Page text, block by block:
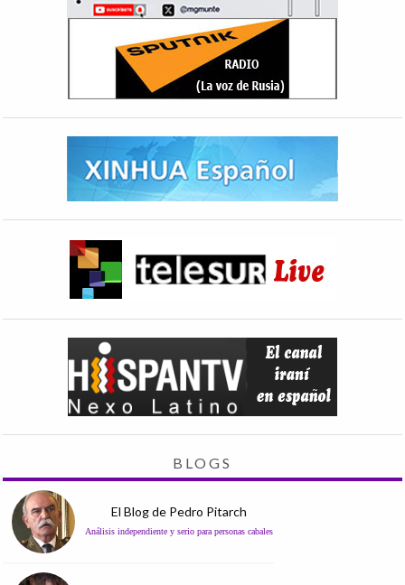
BLOGS
El Blog de Pedro Pitarch
Análisis independiente y serio para personas cabales